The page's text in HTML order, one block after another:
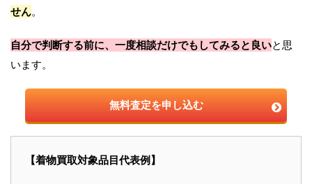
せん。
自分で判断する前に、一度相談だけでもしてみると良いと思
います。
無料査定を申し込む
【着物買取対象品目代表例】